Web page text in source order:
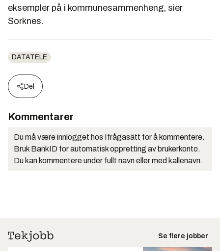
eksempler på i kommunesammenheng, sier
Sorknes.
DATATELE
Del
Kommentarer
Du må være innlogget hos Ifrågasätt for å kommentere.
Bruk BankID for automatisk oppretting av brukerkonto.
Du kan kommentere under fullt navn eller med kallenavn.
Se flere jobber